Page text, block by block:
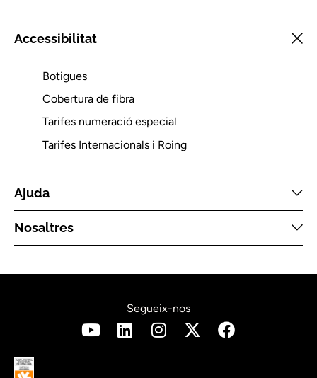
Accessibilitat
Botigues
Cobertura de fibra
Tarifes numeració especial
Tarifes Internacionals i Roing
Ajuda
Nosaltres
Segueix-nos